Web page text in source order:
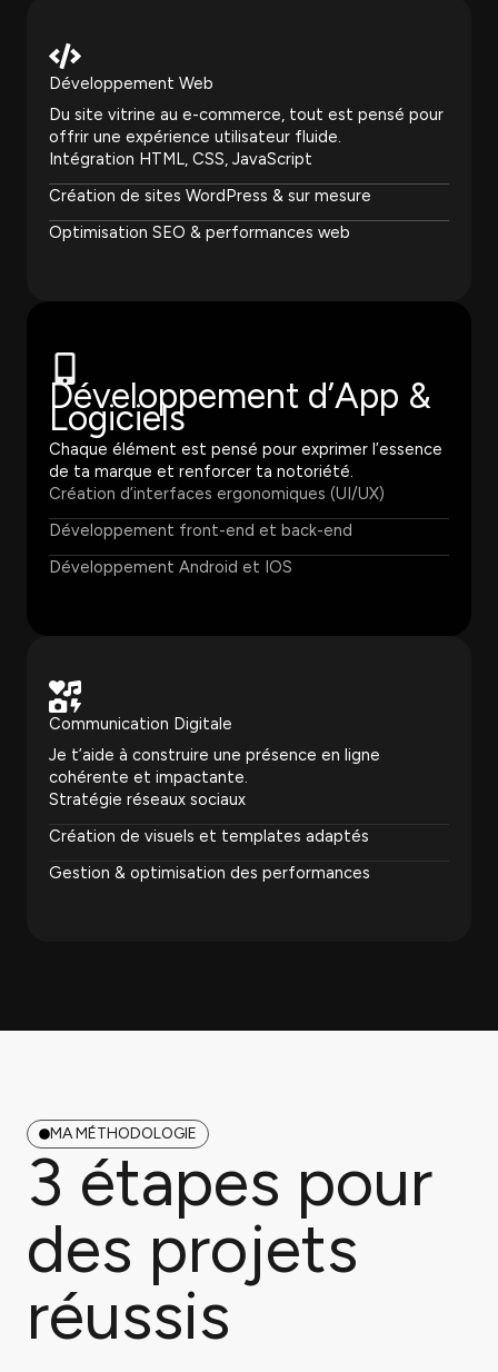
Développement Web
Du site vitrine au e-commerce, tout est pensé pour
offrir une expérience utilisateur fluide.
Intégration HTML, CSS, JavaScript
Création de sites WordPress & sur mesure
Optimisation SEO & performances web
Développement d’App &
Logiciels
Chaque élément est pensé pour exprimer l’essence
de ta marque et renforcer ta notoriété.
Création d’interfaces ergonomiques (UI/UX)
Développement front-end et back-end
Développement Android et IOS
Communication Digitale
Je t’aide à construire une présence en ligne
cohérente et impactante.
Stratégie réseaux sociaux
Création de visuels et templates adaptés
Gestion & optimisation des performances
MA MÉTHODOLOGIE
3 étapes pour
des projets
réussis